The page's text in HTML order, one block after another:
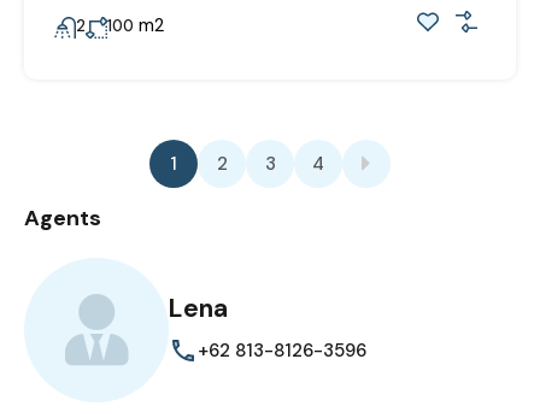
2 100 m2
1 2 3 4
Agents
Lena
+62 813-8126-3596